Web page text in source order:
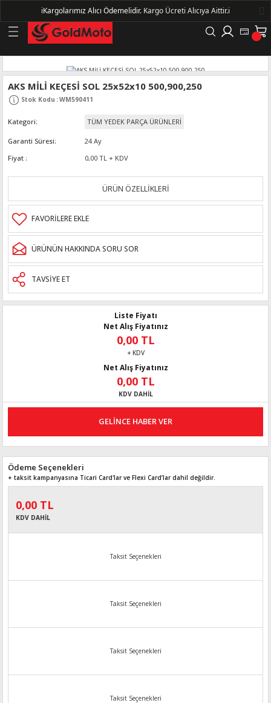
Geri Dön
AKS MİLİ KEÇESİ SOL 25x52x10 500,900,250
Stok Kodu :WM590411
Kategori TÜM YEDEK PARÇA ÜRÜNLERİ
Garanti Süresi
24 Ay
Fiyat
0,00 TL + KDV
ÜRÜN ÖZELLİKLERİ
ÜRÜNÜN HAKKINDA SORU SOR
TAVSİYE ET
Liste Fiyatı
Net Alış Fiyatınız
0,00 TL
+ KDV
Net Alış Fiyatınız
0,00 TL
KDV DAHİL
GELİNCE HABER VER
Ödeme Seçenekleri
+ taksit kampanyasına Ticari Card'lar ve Flexi Card’lar dahil değildir.
0,00 TL
KDV DAHİL
Taksit Seçenekleri
Taksit Seçenekleri
Taksit Seçenekleri
Taksit Seçenekleri
ℹ️Kargolarımız Alıcı Ödemelidir. Kargo Ücreti Alıcıya Aittir.ℹ️